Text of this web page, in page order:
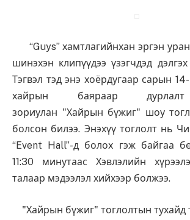
“Guys” хамтлагийнхан эргэн
шинэхэн клипүүдээ үзэгчдэд
Тэгвэл тэд энэ хоёрдугаар сарын
хайрын баяраар дурлалт
зориулан "Хайрын бүжиг" шоу
болсон билээ. Энэхүү тоглолт нь
“Event Hall”-д болох гэж байгаа
11:30 минутаас Хэвлэлийн
талаар мэдээлэл хийхээр болжээ.
"Хайрын бүжиг" тоглолтын тухайд